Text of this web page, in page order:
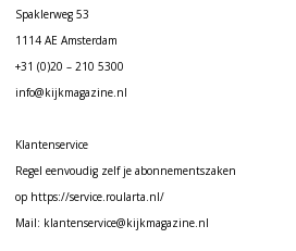
Spaklerweg 53
1114 AE Amsterdam
+31 (0)20 – 210 5300
info@kijkmagazine.nl
Klantenservice
Regel eenvoudig zelf je abonnementszaken
op https://service.roularta.nl/
Mail: klantenservice@kijkmagazine.nl